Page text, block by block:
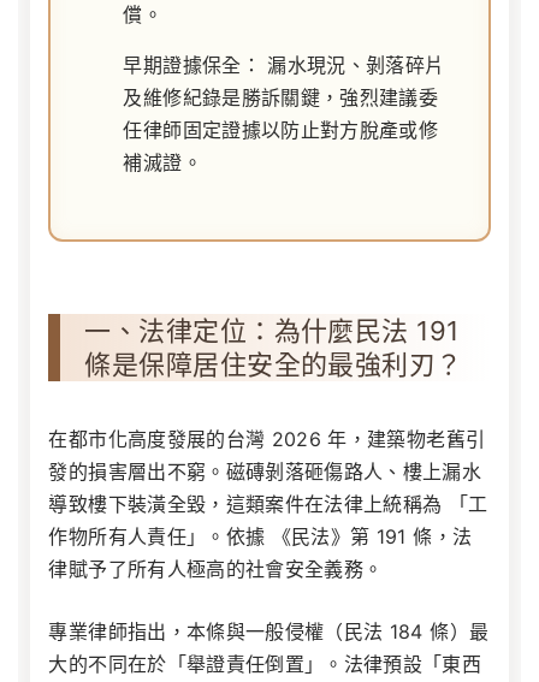
償。
早期證據保全：
漏水現況、剝落碎片
及維修紀錄是勝訴關鍵，強烈建議委
任律師固定證據以防止對方脫產或修
補滅證。
一、法律定位：為什麼民法 191
條是保障居住安全的最強利刃？
在都市化高度發展的台灣 2026 年，建築物老舊引
發的損害層出不窮。磁磚剝落砸傷路人、樓上漏水
導致樓下裝潢全毀，這類案件在法律上統稱為 「工
作物所有人責任」。依據
《民法》第 191 條 ，法
律賦予了所有人極高的社會安全義務。
專業律師指出，本條與一般侵權（民法 184 條）最
大的不同在於「舉證責任倒置」。法律預設「東西